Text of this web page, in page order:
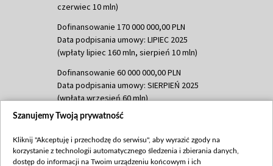
czerwiec 10 mln)
Dofinansowanie 170 000 000,00 PLN
Data podpisania umowy: LIPIEC 2025
(wpłaty lipiec 160 mln, sierpień 10 mln)
Dofinansowanie 60 000 000,00 PLN
Data podpisania umowy: SIERPIEŃ 2025
(wpłata wrzesień 60 mln)
Dofinansowanie 635 783 051,21 PLN
(wpłata wrzesień 100 mln, październik 350
mln, listopad 265 mln)
Szanujemy Twoją prywatność
Kliknij "Akceptuję i przechodzę do serwisu", aby wyrazić zgody na
korzystanie z technologii automatycznego śledzenia i zbierania danych,
dostęp do informacji na Twoim urządzeniu końcowym i ich